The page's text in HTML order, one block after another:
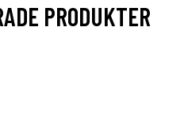
PRODUKTER